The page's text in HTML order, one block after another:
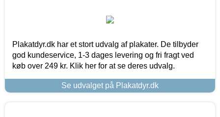
Plakatdyr.dk har et stort udvalg af plakater. De tilbyder
god kundeservice, 1-3 dages levering og fri fragt ved
køb over 249 kr. Klik her for at se deres udvalg.
Se udvalget på Plakatdyr.dk